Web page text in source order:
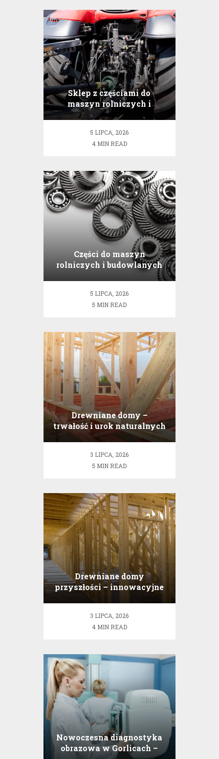
Sklep z częściami do
maszyn rolniczych i
budowlanych – jak wybrać
5 LIPCA, 2026
4 MIN READ
Części do maszyn
rolniczych i budowlanych
– dlaczego warto kupować
5 LIPCA, 2026
5 MIN READ
Drewniane domy –
trwałość i urok naturalnych
konstrukcji
3 LIPCA, 2026
5 MIN READ
Drewniane domy
przyszłości – innowacyjne
3 LIPCA, 2026
4 MIN READ
Nowoczesna diagnostyka
obrazowa w Gorlicach –